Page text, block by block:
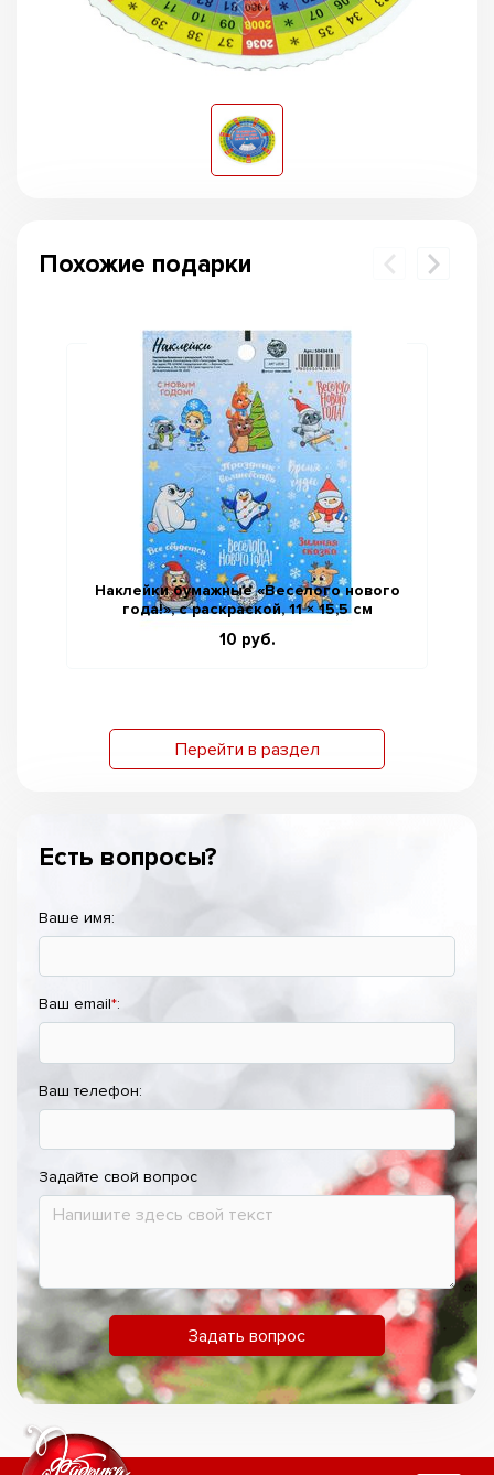
Похожие подарки
Наклейки бумажные «Веселого нового
года!», c раскраской, 11 × 15,5 см
10 руб.
Перейти в раздел
Есть вопросы?
Ваше имя:
Ваш email*:
Ваш телефон:
Задайте свой вопрос
Задать вопрос